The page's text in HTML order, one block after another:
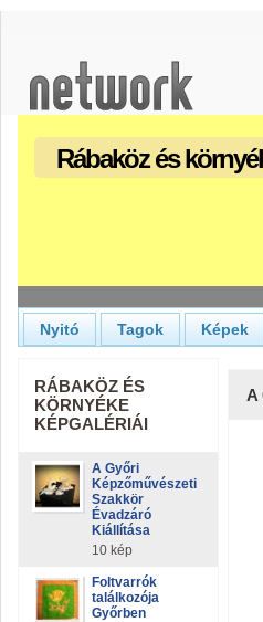
Rábaköz és
Nyitó Tagok Képek
RÁBAKÖZ ÉS
KÖRNYÉKE
KÉPGALÉRIÁI
A Győri
Képzőművészeti
Szakkör
Évadzáró
Kiállítása
10 kép
Foltvarrók
találkozója
Győrben
A